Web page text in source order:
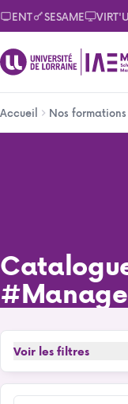
Aller
au
contenu
principal
ENT SESAME
d'Ariane
Accueil Nos formations
Voir les filtres